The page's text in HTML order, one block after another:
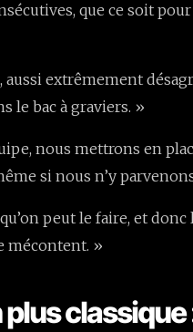
que ce soit
aussi extrêmement
le bac à graviers. »
nous mettrons en
si nous n’y
peut le faire, et
mécontent. »